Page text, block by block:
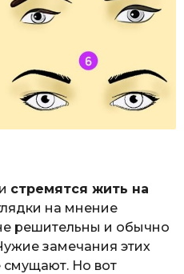
стремятся жить на
на мнение
решительны и обычно
замечания этих
Но вот